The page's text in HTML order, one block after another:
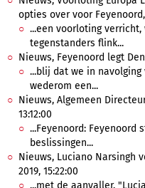
opties over voor Feyenoord,
...een voorloting
tegenstanders flink...
Nieuws, Feyenoord legt
...blij dat we in navolging
wederom een...
Nieuws, Algemeen
13:12:00
...Feyenoord: Feyenoord
beslissingen...
Nieuws, Luciano Narsingh
2019, 15:22:00
...met de aanvaller.